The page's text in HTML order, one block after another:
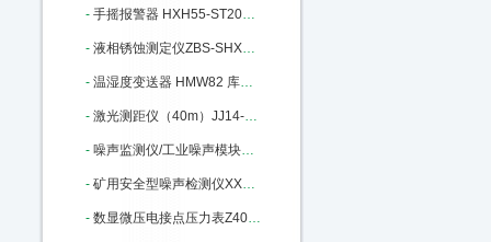
- 手摇报警器 HXH55-ST200库号：M398695
- 液相锈蚀测定仪ZBS-SHXS-3库号：M400669
- 温湿度变送器 HMW82 库号：M403629
- 激光测距仪（40m）JJ14-HP-5040库号：M404255
- 噪声监测仪/工业噪声模块BR-ZS2：M405669
- 矿用安全型噪声检测仪XX15-YSD130：M340378
- 数显微压电接点压力表Z40AS-600P-E/C